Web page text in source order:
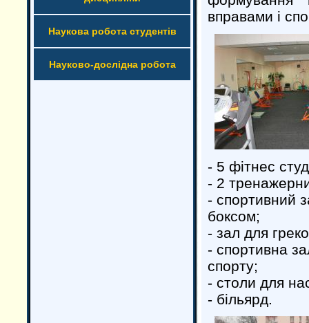
Наукова робота студентів
Науково-дослідна робота
вправами і
- 5 фітнес
- 2
- спортивний
боксом;
- зал для
- спортивна
спорту;
- столи для
- більярд.